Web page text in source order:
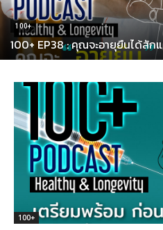
100+
100+ EP38 : คุณจะอายุยืนได้สัก
100+